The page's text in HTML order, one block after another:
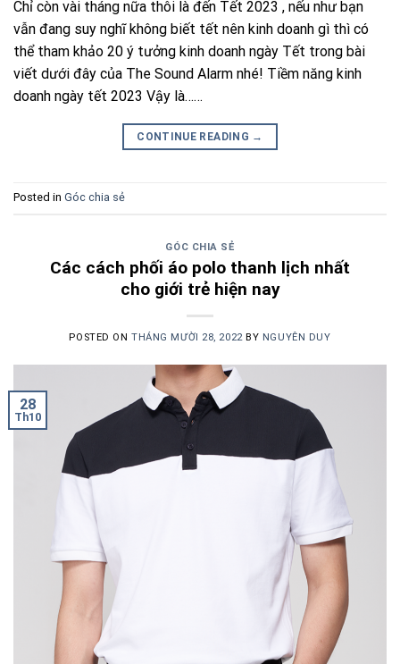
Chỉ còn vài tháng nữa thôi là đến Tết 2023 , nếu như bạn
vẫn đang suy nghĩ không biết tết nên kinh doanh gì thì có
thể tham khảo 20 ý tưởng kinh doanh ngày Tết trong bài
viết dưới đây của The Sound Alarm nhé! Tiềm năng kinh
doanh ngày tết 2023 Vậy là……
CONTINUE READING →
Posted in Góc chia sẻ
GÓC CHIA SẺ
Các cách phối áo polo thanh lịch nhất
cho giới trẻ hiện nay
POSTED ONTHÁNG MƯỜI 28, 2022 BY NGUYÊN DUY
28
Th10